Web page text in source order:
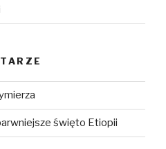
święto Etiopii